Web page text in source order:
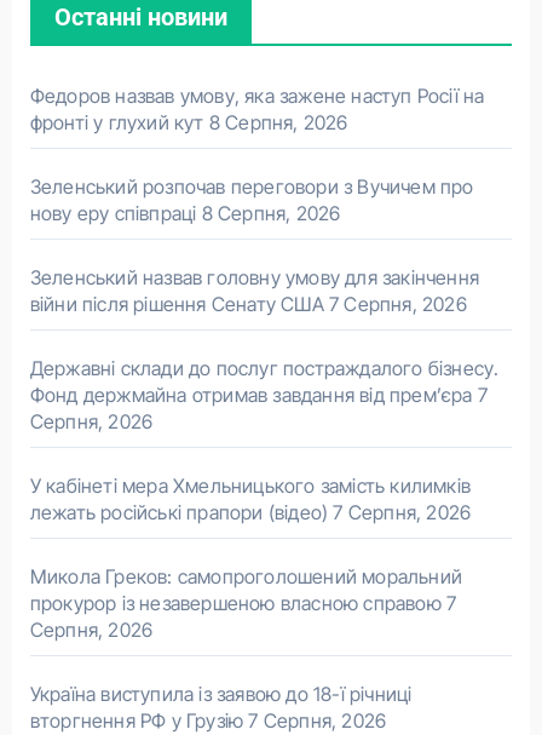
Останні новини
Федоров назвав умову, яка зажене наступ Росії на
фронті у глухий кут 8 Серпня, 2026
Зеленський розпочав переговори з Вучичем про
нову еру співпраці 8 Серпня, 2026
Зеленський назвав головну умову для закінчення
війни після рішення Сенату США 7 Серпня, 2026
Державні склади до послуг постраждалого бізнесу.
Фонд держмайна отримав завдання від прем’єра 7
Серпня, 2026
У кабінеті мера Хмельницького замість килимків
лежать російські прапори (відео) 7 Серпня, 2026
Микола Греков: самопроголошений моральний
прокурор із незавершеною власною справою 7
Серпня, 2026
Україна виступила із заявою до 18-ї річниці
вторгнення РФ у Грузію 7 Серпня, 2026